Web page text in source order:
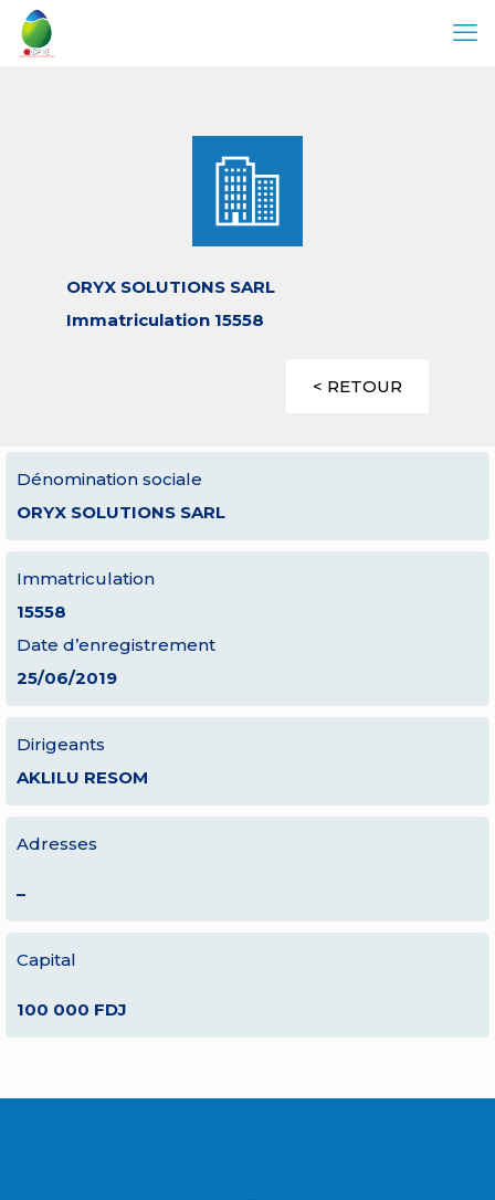
ORYX SOLUTIONS SARL
Immatriculation 15558
< RETOUR
Dénomination sociale
ORYX SOLUTIONS SARL
Immatriculation
15558
Date d’enregistrement
25/06/2019
Dirigeants
AKLILU RESOM
Adresses
–
Capital
100 000 FDJ